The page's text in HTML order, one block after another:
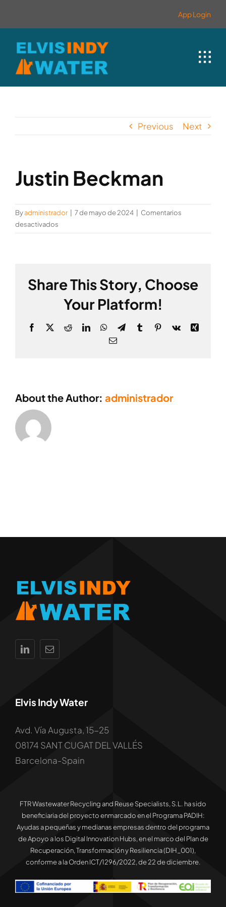
App Login
Previous Next
Justin Beckman
Byadministrador 7 de mayo de 2024
Comentarios
desactivados
Justin
Share This Story, Choose
Your Platform!
Facebook
X RedditLinkedInWhatsApp
TelegramTumblrPinterest
Vk
Xing
Email
About the Author: administrador
Elvis Indy Water
Avd. Vía Augusta, 15-25
08174 SANT CUGAT DEL VALLÉS
Barcelona-Spain
FTR Wastewater Recycling and Reuse Specialists, S.L. ha sido
beneficiaria del proyecto enmarcado en el Programa PADIH:
Ayudas a pequeñas y medianas empresas dentro del programa
de Apoyo a los Digital Innovation Hubs, en el marco del Plan de
Recuperación, Transformación y Resiliencia (DIH_001),
conforme a la Orden ICT/1296/2022, de 22 de diciembre.